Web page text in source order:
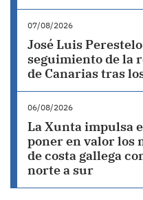
07/08/2026
José Luis
seguimiento de la
de Canarias tras
06/08/2026
La Xunta impulsa
poner en valor los
de costa gallega
norte a sur